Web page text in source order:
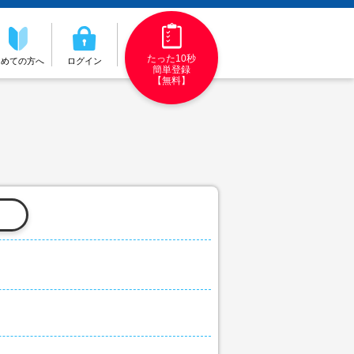
ての方へ ログイン
たった10秒
簡単登録
【無料】